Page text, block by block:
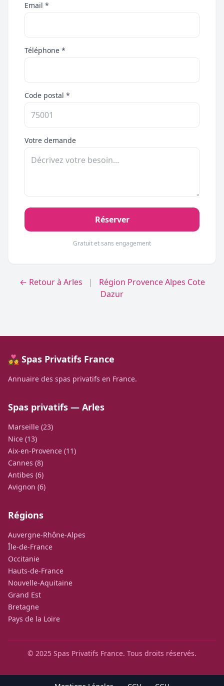
Email *
Téléphone *
Code postal *
Votre demande
Réserver
Gratuit et sans engagement
← Retour à Arles |
Région Provence Alpes Cote
Dazur
💑 Spas Privatifs France
Annuaire des spas privatifs en France.
Spas privatifs — Arles
Marseille (23)
Nice (13)
Aix-en-Provence (11)
Cannes (8)
Antibes (6)
Avignon (6)
Régions
Auvergne-Rhône-Alpes
Île-de-France
Occitanie
Hauts-de-France
Nouvelle-Aquitaine
Grand Est
Bretagne
Pays de la Loire
© 2025 Spas Privatifs France. Tous droits réservés.